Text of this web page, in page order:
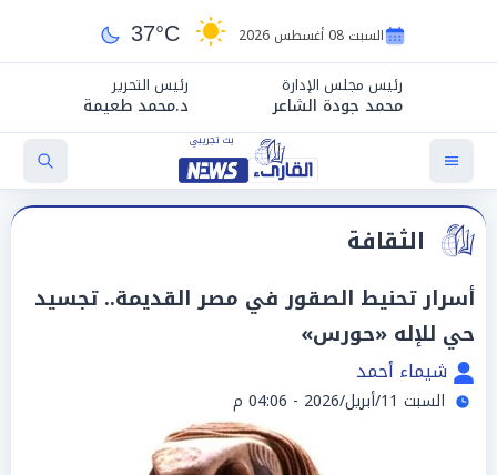
السبت 08 أغسطس 2026 37°C
رئيس مجلس الإدارة
محمد جودة الشاعر
رئيس التحرير
د.محمد طعيمة
الثقافة
أسرار تحنيط الصقور في مصر القديمة.. تجسيد
حي للإله «حورس»
شيماء أحمد
السبت 11/أبريل/2026 - 04:06 م